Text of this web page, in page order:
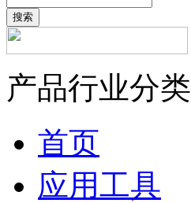
搜索
产品行业分类
首页
应用工具